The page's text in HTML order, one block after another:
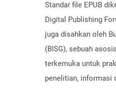
Standar file EPUB
Digital Publishing
juga disahkan oleh
(BISG), sebuah
terkemuka untuk
penelitian, informasi